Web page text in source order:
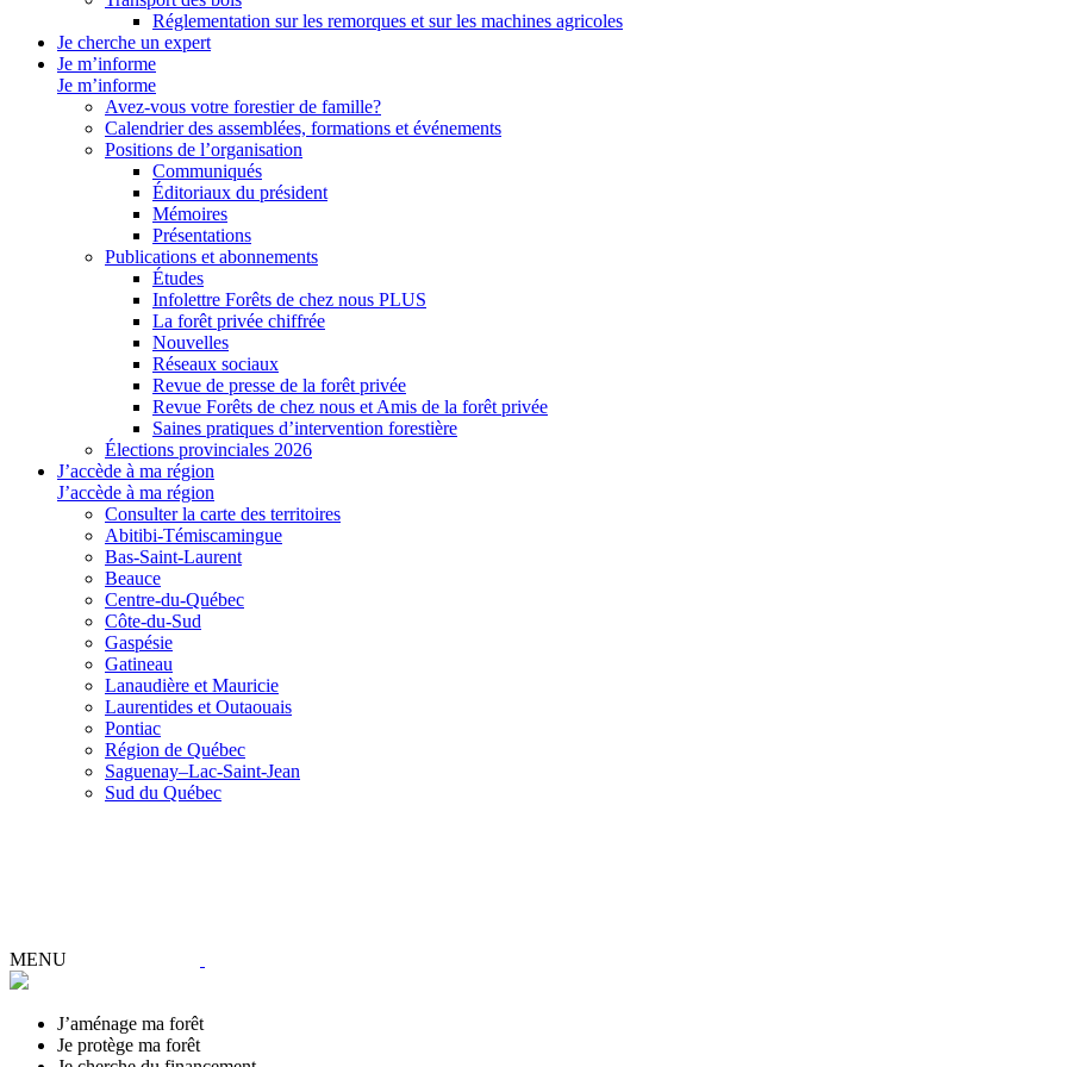
Réglementation sur les remorques et sur les machines agricoles
Je cherche un expert
Je m’informe
Je m’informe
Avez-vous votre forestier de famille?
Calendrier des assemblées, formations et événements
Positions de l’organisation
Communiqués
Éditoriaux du président
Mémoires
Présentations
Publications et abonnements
Études
Infolettre Forêts de chez nous PLUS
La forêt privée chiffrée
Nouvelles
Réseaux sociaux
Revue de presse de la forêt privée
Revue Forêts de chez nous et Amis de la forêt privée
Saines pratiques d’intervention forestière
Élections provinciales 2026
J’accède à ma région
J’accède à ma région
Consulter la carte des territoires
Abitibi-Témiscamingue
Bas-Saint-Laurent
Beauce
Centre-du-Québec
Côte-du-Sud
Gaspésie
Gatineau
Lanaudière et Mauricie
Laurentides et Outaouais
Pontiac
Région de Québec
Saguenay–Lac-Saint-Jean
Sud du Québec
MENU
J’aménage ma forêt
Je protège ma forêt